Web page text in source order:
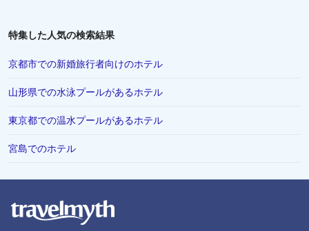
秋田県でのホテル
宮古市でのホテル
名護市でのホテル
熊谷市でのホテル
平塚市でのホテル
特集した人気の検索結果
京都市での新婚旅行者向けのホテル
山形県での水泳プールがあるホテル
東京都での温水プールがあるホテル
宮島でのホテル